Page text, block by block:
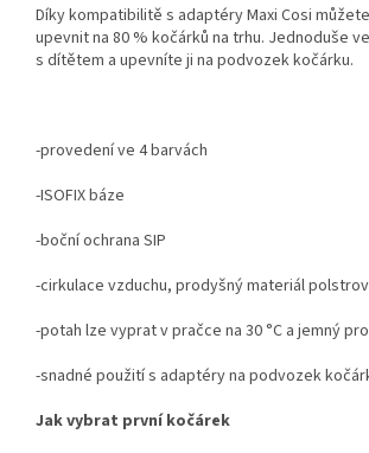
Díky kompatibilitě s adaptéry Maxi Cosi
upevnit na 80 % kočárků na trhu. Jednoduše
s dítětem a upevníte ji na podvozek kočárku.
-provedení ve 4 barvách
-ISOFIX báze
-boční ochrana SIP
-cirkulace vzduchu, prodyšný materiál
-potah lze vyprat v pračce na 30 °C a jemný
-snadné použití s adaptéry na podvozek
Jak vybrat první kočárek